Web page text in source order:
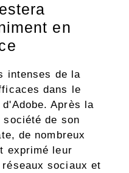
en
intenses de la
dans le
Après la
société de son
de nombreux
exprimé leur
sociaux et